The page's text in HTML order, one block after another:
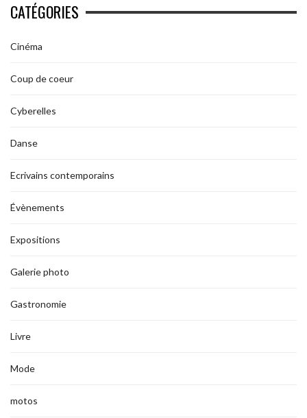
CATÉGORIES
Cinéma
Coup de coeur
Cyberelles
Danse
Ecrivains contemporains
Évènements
Expositions
Galerie photo
Gastronomie
Livre
Mode
motos